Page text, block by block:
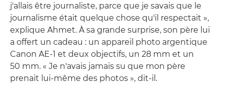
j'allais être journaliste, parce que je savais que le
journalisme était quelque chose qu'il respectait »,
explique Ahmet. À sa grande surprise, son père lui
a offert un cadeau : un appareil photo argentique
Canon AE-1 et deux objectifs, un 28 mm et un
50 mm. « Je n'avais jamais su que mon père
prenait lui-même des photos », dit-il.